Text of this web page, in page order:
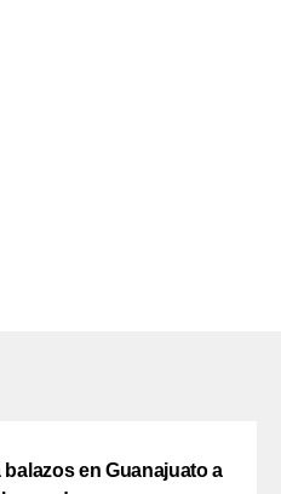
en Guanajuato a